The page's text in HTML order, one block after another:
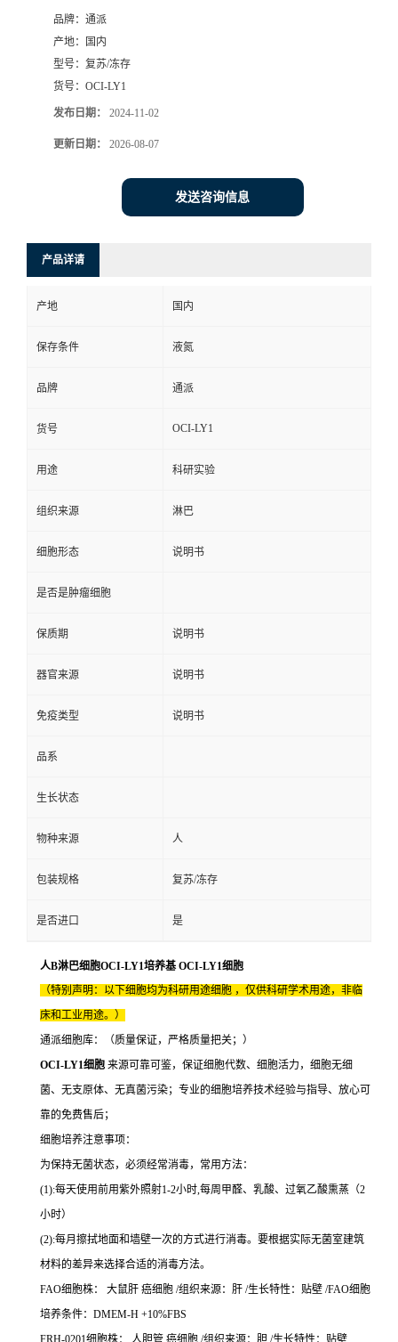
品牌： 通派
产地：
国内
型号： 复苏/冻存
货号： OCI-LY1
发布日期： 2024-11-02
更新日期： 2026-08-07
发送咨询信息
产品详请
产地 国内
保存条件 液氮
品牌 通派
货号 OCI-LY1
用途 科研实验
组织来源 淋巴
细胞形态 说明书
是否是肿瘤细胞
保质期 说明书
器官来源 说明书
免疫类型 说明书
品系
生长状态
物种来源 人
包装规格 复苏/冻存
是否进口 是
人B淋巴细胞OCI-LY1培养基 OCI-LY1细胞
（特别声明：以下细胞均为科研用途细胞 ，仅供科研学术用途，非临
床和工业用途。）
通派细胞库：（质量保证，严格质量把关；）
OCI-LY1细胞 来源可靠可鉴，保证细胞代数、细胞活力，细胞无细
菌、无支原体、无真菌污染；专业的细胞培养技术经验与指导、放心可
靠的免费售后；
细胞培养注意事项：
为保持无菌状态，必须经常消毒，常用方法：
(1):每天使用前用紫外照射1-2小时,每周甲醛、乳酸、过氧乙酸熏蒸（2
小时）
(2):每月擦拭地面和墙壁一次的方式进行消毒。要根据实际无菌室建筑
材料的差异来选择合适的消毒方法。
FAO细胞株： 大鼠肝 癌细胞 /组织来源：肝 /生长特性：贴壁 /FAO细胞
培养条件：DMEM-H +10%FBS
FRH-0201细胞株： 人胆管 癌细胞 /组织来源：胆 /生长特性：贴壁